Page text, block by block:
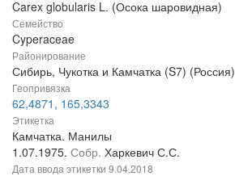
Carex globularis L. (Осока шаровидная)
Семейство
Cyperaceae
Районирование
Сибирь, Чукотка и Камчатка (S7) (Россия)
Геопривязка
62,4871, 165,3343
Этикетка
Камчатка. Манилы
1.07.1975. Собр. Харкевич С.С.
Дата ввода этикетки 9.04.2018